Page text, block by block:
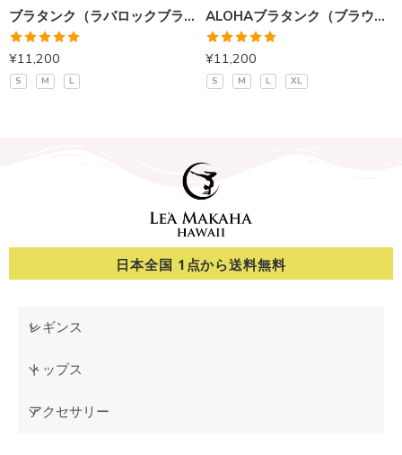
ブラタンク（ラバロックブラック）
5段階中
5.00の評価
¥11,200
S M L
ALOHAブラタンク（ブラウン）
5段階中
5.00の評価
¥11,200
S M L XL
日本全国 1点から送料無料
レギンス
トップス
アクセサリー